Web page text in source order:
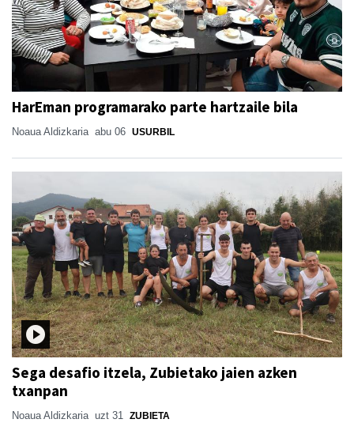
HarEman programarako parte hartzaile bila
Noaua Aldizkaria abu 06 USURBIL
Sega desafio itzela, Zubietako jaien azken
txanpan
Noaua Aldizkaria uzt 31 ZUBIETA